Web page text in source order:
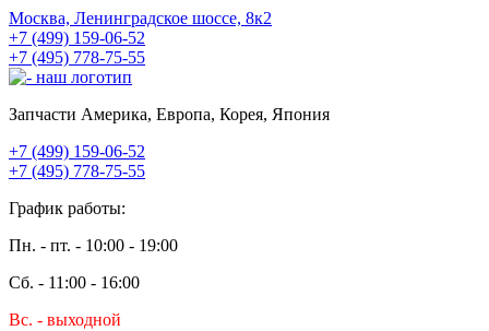
Москва, Ленинградское шоссе, 8к2
+7 (499) 159-06-52
+7 (495) 778-75-55
Запчасти Америка, Европа, Корея, Япония
+7 (499) 159-06-52
+7 (495) 778-75-55
График работы:
Пн. - пт. - 10:00 - 19:00
Сб. - 11:00 - 16:00
Вс. - выходной